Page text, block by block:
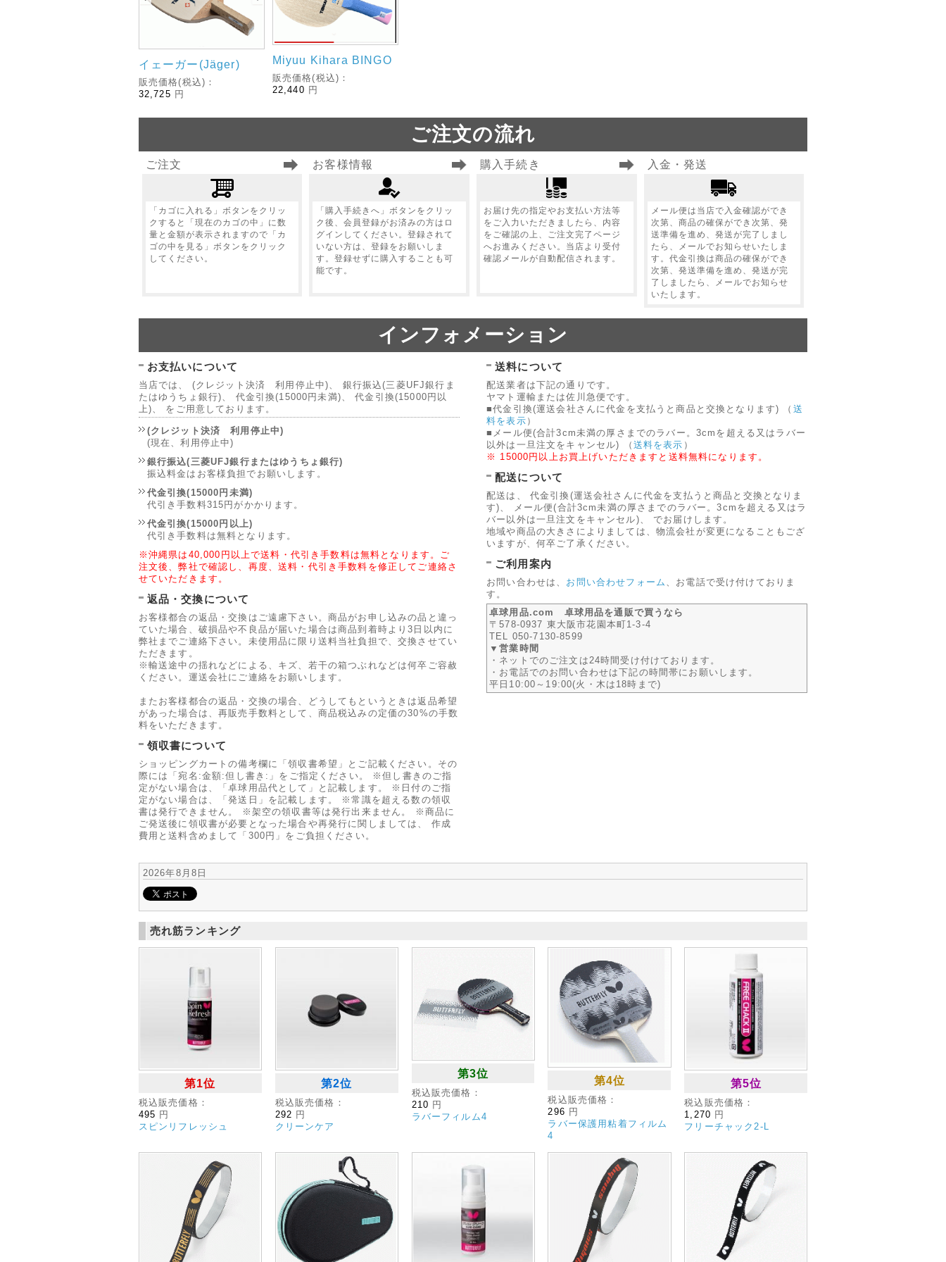
イェーガー(Jäger)
販売価格(税込)：
32,725 円
Miyuu Kihara BINGO
販売価格(税込)：
22,440 円
ご注文の流れ
ご注文
「カゴに入れる」ボタンをクリッ
クすると「現在のカゴの中」に数
量と金額が表示されますので「カ
ゴの中を見る」ボタンをクリック
してください。
お客様情報
「購入手続きへ」ボタンをクリッ
ク後、会員登録がお済みの方はロ
グインしてください。登録されて
いない方は、登録をお願いしま
す。登録せずに購入することも可
能です。
購入手続き
お届け先の指定やお支払い方法等
をご入力いただきましたら、内容
をご確認の上、ご注文完了ページ
へお進みください。当店より受付
確認メールが自動配信されます。
入金・発送
メール便は当店で入金確認ができ
次第、商品の確保ができ次第、発
送準備を進め、発送が完了しまし
たら、メールでお知らせいたしま
す。代金引換は商品の確保ができ
次第、発送準備を進め、発送が完
了しましたら、メールでお知らせ
いたします。
インフォメーション
お支払いについて
当店では、 (クレジット決済 利用停止中)、 銀行振込(三菱UFJ銀行ま
たはゆうちょ銀行)、 代金引換(15000円未満)、 代金引換(15000円以
上)、 をご用意しております。
(クレジット決済 利用停止中)
(現在、利用停止中)
銀行振込(三菱UFJ銀行またはゆうちょ銀行)
振込料金はお客様負担でお願いします。
代金引換(15000円未満)
代引き手数料315円がかかります。
代金引換(15000円以上)
代引き手数料は無料となります。
※沖縄県は40,000円以上で送料・代引き手数料は無料となります。ご
注文後、弊社で確認し、再度、送料・代引き手数料を修正してご連絡さ
せていただきます。
返品・交換について
お客様都合の返品・交換はご遠慮下さい。商品がお申し込みの品と違っ
ていた場合、破損品や不良品が届いた場合は商品到着時より3日以内に
弊社までご連絡下さい。未使用品に限り送料当社負担で、交換させてい
ただきます。
※輸送途中の揺れなどによる、キズ、若干の箱つぶれなどは何卒ご容赦
ください。運送会社にご連絡をお願いします。
またお客様都合の返品・交換の場合、どうしてもというときは返品希望
があった場合は、再販売手数料として、商品税込みの定価の30%の手数
料をいただきます。
領収書について
ショッピングカートの備考欄に「領収書希望」とご記載ください。その
際には「宛名:金額:但し書き:」をご指定ください。 ※但し書きのご指
定がない場合は、「卓球用品代として」と記載します。 ※日付のご指
定がない場合は、「発送日」を記載します。 ※常識を超える数の領収
書は発行できません。 ※架空の領収書等は発行出来ません。 ※商品に
ご発送後に領収書が必要となった場合や再発行に関しましては、 作成
費用と送料含めまして「300円」をご負担ください。
送料について
配送業者は下記の通りです。
ヤマト運輸または佐川急便です。
■代金引換(運送会社さんに代金を支払うと商品と交換となります)
（ 送
料を表示 ）
■メール便(合計3cm未満の厚さまでのラバー。3cmを超える又はラバー
以外は一旦注文をキャンセル)
（ 送料を表示 ）
※ 15000円以上お買上げいただきますと送料無料になります。
配送について
配送は、 代金引換(運送会社さんに代金を支払うと商品と交換となりま
す)、 メール便(合計3cm未満の厚さまでのラバー。3cmを超える又はラ
バー以外は一旦注文をキャンセル)、 でお届けします。
地域や商品の大きさによりましては、物流会社が変更になることもござ
いますが、何卒ご了承ください。
ご利用案内
お問い合わせは、 お問い合わせフォーム
、お電話で受け付けておりま
す。
卓球用品.com 卓球用品を通販で買うなら
〒578-0937 東大阪市花園本町1-3-4
TEL 050-7130-8599
▼営業時間
・ネットでのご注文は24時間受け付けております。
・お電話でのお問い合わせは下記の時間帯にお願いします。
平日10:00～19:00(火・木は18時まで)
2026年8月8日
売れ筋ランキング
第1位
税込販売価格：
495 円
スピンリフレッシュ
第2位
税込販売価格：
292 円
クリーンケア
第3位
税込販売価格：
210 円
ラバーフィルム4
第4位
税込販売価格：
296 円
ラバー保護用粘着フィルム
4
第5位
税込販売価格：
1,270 円
フリーチャック2‐L